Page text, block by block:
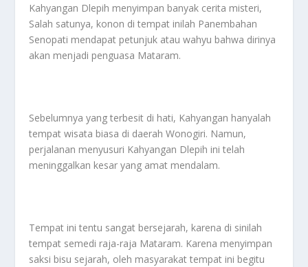
Kahyangan Dlepih menyimpan banyak cerita misteri,
Salah satunya, konon di tempat inilah Panembahan
Senopati mendapat petunjuk atau wahyu bahwa dirinya
akan menjadi penguasa Mataram.
Sebelumnya yang terbesit di hati, Kahyangan hanyalah
tempat wisata biasa di daerah Wonogiri. Namun,
perjalanan menyusuri Kahyangan Dlepih ini telah
meninggalkan kesar yang amat mendalam.
Tempat ini tentu sangat bersejarah, karena di sinilah
tempat semedi raja-raja Mataram. Karena menyimpan
saksi bisu sejarah, oleh masyarakat tempat ini begitu